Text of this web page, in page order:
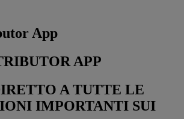
App
APP
A TUTTE LE
IMPORTANTI SUI